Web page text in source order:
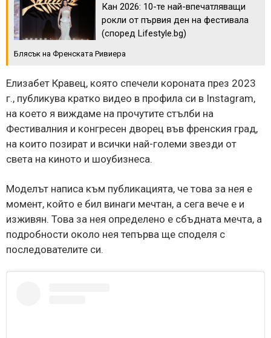
Кан 2026: 10-те най-впечатляващи
рокли от първия ден на фестивала
(според Lifestyle.bg)
Блясък на Френската Ривиера
Елизабет Кравец, която спечели короната през 2023
г., публикува кратко видео в профила си в Instagram,
на което я виждаме на прочутите стълби на
Фестивалния и конгресен дворец във френския град,
на които позират и всички най-големи звезди от
света на киното и шоубизнеса.
Моделът написа към публикацията, че това за нея е
момент, който е бил винаги мечтан, а сега вече е и
изживян. Това за нея определено е сбъдната мечта, а
подробности около нея тепърва ще споделя с
последователите си.